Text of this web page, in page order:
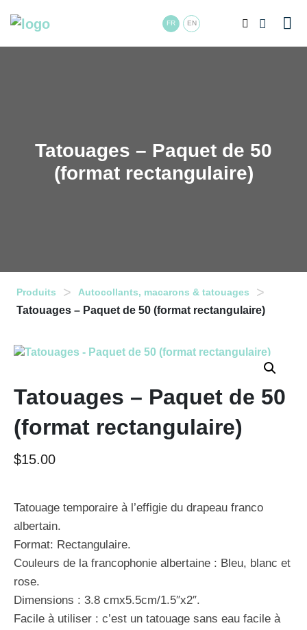
FR EN
Tatouages – Paquet de 50
(format rectangulaire)
Produits > Autocollants, macarons & tatouages >
Tatouages – Paquet de 50 (format rectangulaire)
Tatouages – Paquet de 50
(format rectangulaire)
$15.00
Tatouage temporaire à l’effigie du drapeau franco
albertain.
Format: Rectangulaire.
Couleurs de la francophonie albertaine : Bleu, blanc et
rose.
Dimensions : 3.8 cmx5.5cm/1.5″x2″.
Facile à utiliser : c’est un tatouage sans eau facile à